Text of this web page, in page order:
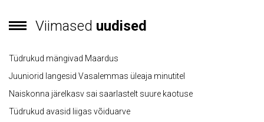
Viimased uudised
Tüdrukud mängivad Maardus
Juuniorid langesid Vasalemmas üleaja minutitel
Naiskonna järelkasv sai saarlastelt suure kaotuse
Tüdrukud avasid liigas võiduarve